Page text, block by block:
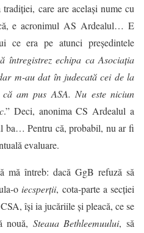
care are același nume cu
e acronimul AS Ardealul… E
ce era pe atunci președintele
întregistrez echipa ca Asociația
m-au dat în judecată cei de la
am pus ASA. Nu este niciun
.” Deci, anonima CS Ardealul a
ba… Pentru că, probabil, nu ar fi
evaluare.
mă întreb: dacă GgB refuză să
o iecsperții, cota-parte a secției
își ia jucăriile și pleacă, ce se
nouă, Steaua Bethleemuului, să